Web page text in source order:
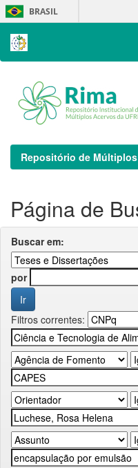
Skip
navigation
BRASIL
Repositório de
Página de
Buscar em:
por
Filtros correntes: